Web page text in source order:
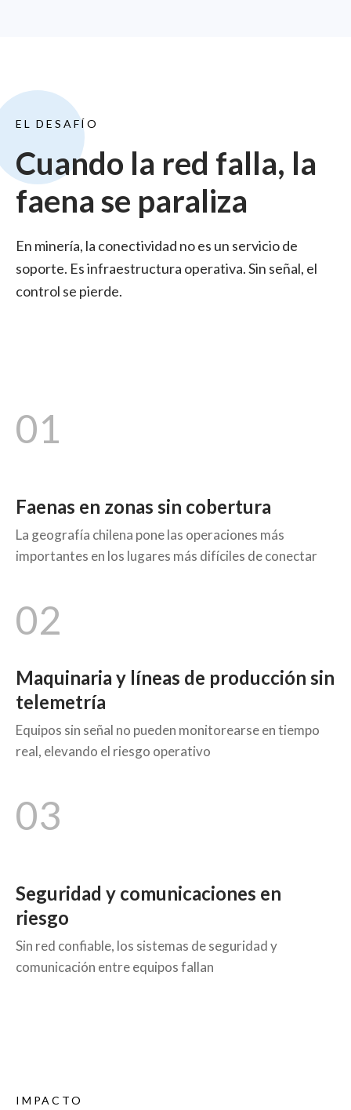
EL DESAFÍO
Cuando la red falla, la
faena se paraliza
En minería, la conectividad no es un servicio de
soporte. Es infraestructura operativa. Sin señal, el
control se pierde.
01
Faenas en zonas sin cobertura
La geografía chilena pone las operaciones más
importantes en los lugares más difíciles de conectar
02
Maquinaria y líneas de producción sin
telemetría
Equipos sin señal no pueden monitorearse en tiempo
real, elevando el riesgo operativo
03
Seguridad y comunicaciones en
riesgo
Sin red confiable, los sistemas de seguridad y
comunicación entre equipos fallan
IMPACTO